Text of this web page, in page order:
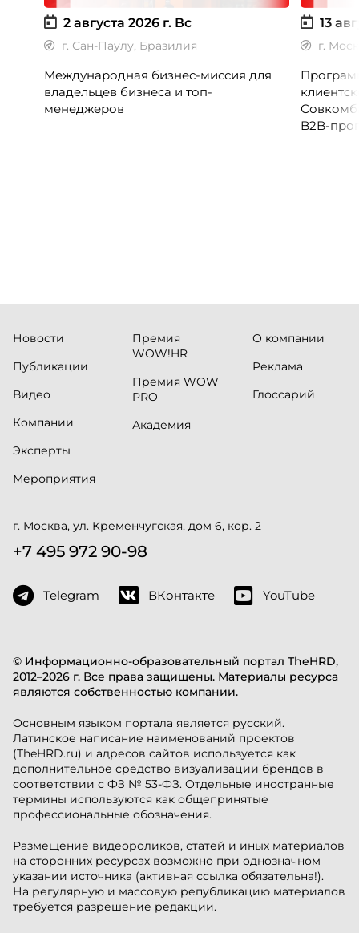
2 августа 2026 г. Вс
г. Сан-Паулу, Бразилия
Международная бизнес-миссия для
владельцев бизнеса и топ-
менеджеров
13
г.
B2B-
© Информационно-образовательный портал TheHRD,
2012–2026 г. Все права защищены. Материалы ресурса
являются собственностью компании.
Основным языком портала является русский.
Латинское написание наименований проектов
(TheHRD.ru) и адресов сайтов используется как
дополнительное средство визуализации брендов в
соответствии с ФЗ № 53-ФЗ. Отдельные иностранные
термины используются как общепринятые
профессиональные обозначения.
Размещение видеороликов, статей и иных материалов
на сторонних ресурсах возможно при однозначном
указании источника (активная ссылка обязательна!).
На регулярную и массовую републикацию материалов
требуется разрешение редакции.
Новости
Публикации
Видео
Компании
Эксперты
Мероприятия
Премия
WOW!HR
Премия WOW
PRO
Академия
О компании
Реклама
Глоссарий
г. Москва, ул. Кременчугская, дом 6, кор. 2
+7 495 972 90-98
Telegram ВКонтакте YouTube